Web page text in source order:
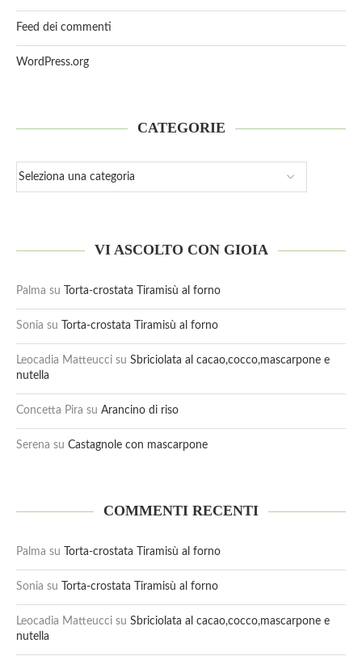
Feed dei commenti
WordPress.org
CATEGORIE
VI ASCOLTO CON GIOIA
Palma su Torta-crostata Tiramisù al forno
Sonia su Torta-crostata Tiramisù al forno
Leocadia Matteucci su Sbriciolata al cacao,cocco,mascarpone e
nutella
Concetta Pira su Arancino di riso
Serena su Castagnole con mascarpone
COMMENTI RECENTI
Palma su Torta-crostata Tiramisù al forno
Sonia su Torta-crostata Tiramisù al forno
Leocadia Matteucci su Sbriciolata al cacao,cocco,mascarpone e
nutella